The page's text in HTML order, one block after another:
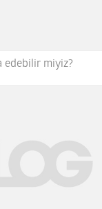
edebilir miyiz?